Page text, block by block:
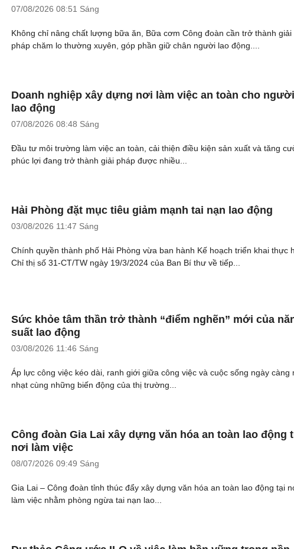
07/08/2026 08:51 Sáng
Không chỉ nâng chất lượng bữa ăn, Bữa cơm Công đoàn cần trở thành giải
pháp chăm lo thường xuyên, góp phần giữ chân người lao động....
Doanh nghiệp xây dựng nơi làm việc an toàn cho người
lao động
07/08/2026 08:48 Sáng
Đầu tư môi trường làm việc an toàn, cải thiện điều kiện sản xuất và tăng
phúc lợi đang trở thành giải pháp được nhiều...
Hải Phòng đặt mục tiêu giảm mạnh tai nạn lao động
03/08/2026 11:47 Sáng
Chính quyền thành phố Hải Phòng vừa ban hành Kế hoạch triển khai thực
Chỉ thị số 31-CT/TW ngày 19/3/2024 của Ban Bí thư về tiếp...
Sức khỏe tâm thần trở thành “điểm nghẽn” mới của
suất lao động
03/08/2026 11:46 Sáng
Áp lực công việc kéo dài, ranh giới giữa công việc và cuộc sống ngày càng
nhạt cùng những biến động của thị trường...
Công đoàn Gia Lai xây dựng văn hóa an toàn lao động
nơi làm việc
08/07/2026 09:49 Sáng
Gia Lai – Công đoàn tỉnh thúc đẩy xây dựng văn hóa an toàn lao động tại
làm việc nhằm phòng ngừa tai nạn lao...